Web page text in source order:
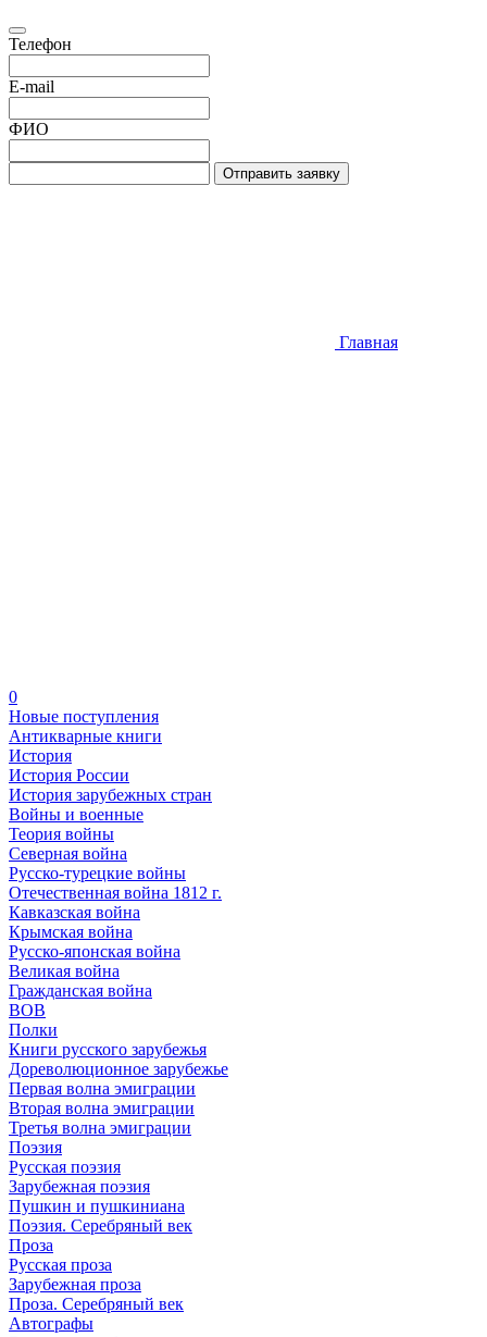
Телефон
E-mail
ФИО
Отправить заявку
Главная
0
Новые поступления
Антикварные книги
История
История России
История зарубежных стран
Войны и военные
Теория войны
Северная война
Русско-турецкие войны
Отечественная война 1812 г.
Кавказская война
Крымская война
Русско-японская война
Великая война
Гражданская война
ВОВ
Полки
Книги русского зарубежья
Дореволюционное зарубежье
Первая волна эмиграции
Вторая волна эмиграции
Третья волна эмиграции
Поэзия
Русская поэзия
Зарубежная поэзия
Пушкин и пушкиниана
Поэзия. Серебряный век
Проза
Русская проза
Зарубежная проза
Проза. Серебряный век
Автографы